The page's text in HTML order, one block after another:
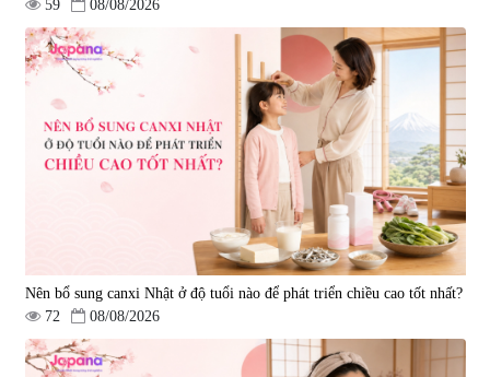
59
08/08/2026
Nên bổ sung canxi Nhật ở độ tuổi nào để phát triển chiều cao tốt nhất?
72
08/08/2026